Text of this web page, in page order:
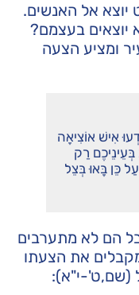
יוצא אל האנשים.
יוצאים בעצמם?
ומציע הצעה
אִישׁ אוֹצִיאָה
רַק
כֵּן בָּאוּ בְּצֵל
הם לא מתערבים
את הצעתו
(שם,ט'-י"א):